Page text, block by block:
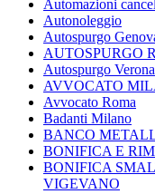
Automazioni
Autonoleggio
Autospurgo
AUTOSPURGO
Autospurgo Verona
AVVOCATO
Avvocato Roma
Badanti Milano
BANCO
BONIFICA E
BONIFICA
VIGEVANO